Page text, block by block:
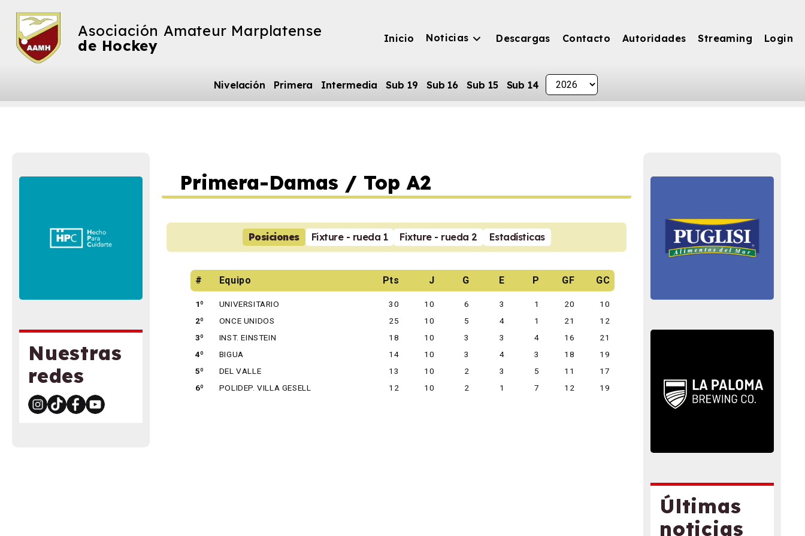
Asociación Amateur Marplatense
de Hockey
Inicio Noticias Descargas Contacto Autoridades Streaming Login
Nivelación Primera Intermedia Sub 19 Sub 16 Sub 15 Sub 14
Nuestras
redes
Primera-Damas / Top A2
Posiciones Fixture - rueda 1 Fixture - rueda 2 Estadísticas
# Equipo Pts J G E P GF GC
1º UNIVERSITARIO 30 10 6 3 1 20
10
2º
ONCE UNIDOS 25 10 5 4 1 21
12
3º
INST. EINSTEIN 18 10 3 3 4 16
21
4º
BIGUA 14 10 3 4 3 18
19
5º
DEL VALLE 13 10 2 3 5 11
17
6º
POLIDEP. VILLA GESELL 12 10 2 1 7 12 19
Últimas
noticias